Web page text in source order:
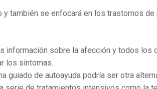
y también se enfocará en los trastornos
información sobre la afección y todos los
los síntomas.
guiado de autoayuda podría ser otra